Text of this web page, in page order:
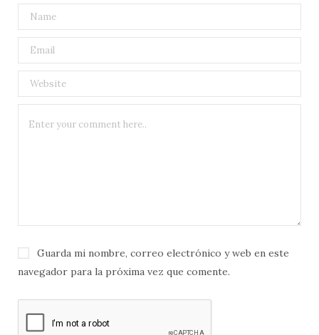
Guarda mi nombre, correo electrónico y web en este
navegador para la próxima vez que comente.